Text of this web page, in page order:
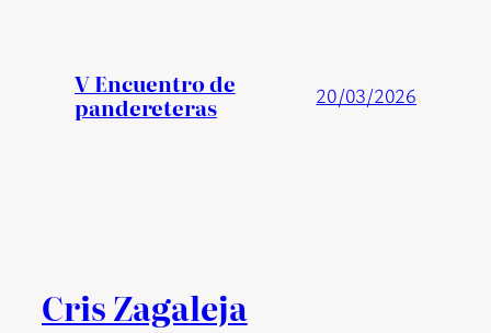
V Encuentro de
pandereteras 20/03/2026
Cris Zagaleja